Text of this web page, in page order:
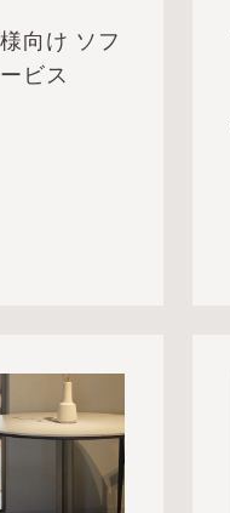
向け ソフ
ビス